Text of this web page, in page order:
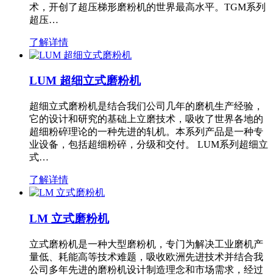
术，开创了超压梯形磨粉机的世界最高水平。TGM系列
超压…
了解详情
LUM 超细立式磨粉机
超细立式磨粉机是结合我们公司几年的磨机生产经验，
它的设计和研究的基础上立磨技术，吸收了世界各地的
超细粉碎理论的一种先进的轧机。本系列产品是一种专
业设备，包括超细粉碎，分级和交付。 LUM系列超细立
式…
了解详情
LM 立式磨粉机
立式磨粉机是一种大型磨粉机，专门为解决工业磨机产
量低、耗能高等技术难题，吸收欧洲先进技术并结合我
公司多年先进的磨粉机设计制造理念和市场需求，经过